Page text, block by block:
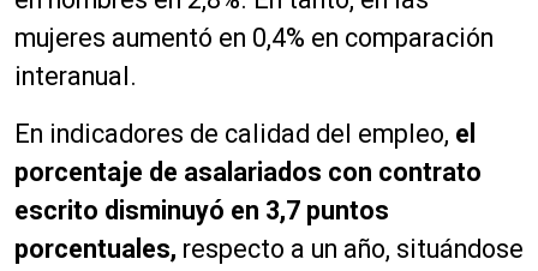
mujeres aumentó en 0,4% en comparación
interanual.
En indicadores de calidad del empleo, el
porcentaje de asalariados con contrato
escrito disminuyó en 3,7 puntos
porcentuales, respecto a un año, situándose